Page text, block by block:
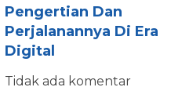
Pengertian Dan
Perjalanannya Di Era
Digital
Tidak ada komentar